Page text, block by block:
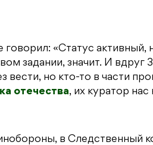
«Статус активный,
задании, значит. И вдруг
но кто-то в части
отечества, их куратор нас
в Следственный